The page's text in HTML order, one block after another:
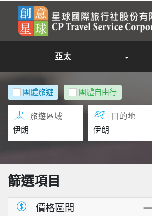
亞太
團體旅遊 團體自由行
旅遊區域 目的地
篩選項目
價格區間